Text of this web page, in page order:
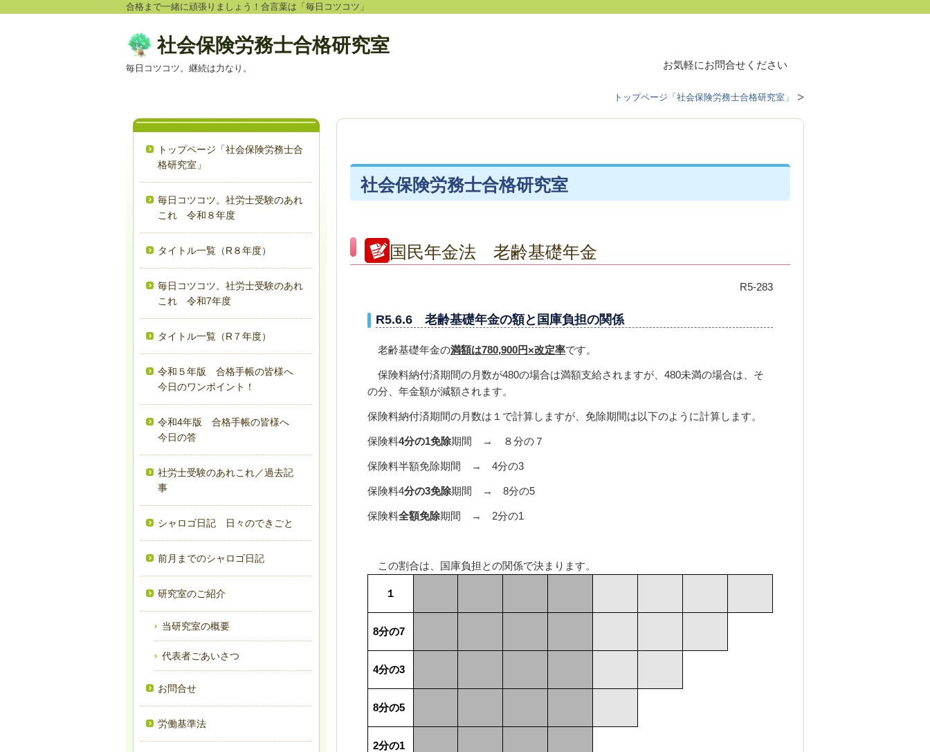
合格まで一緒に頑張りましょう！合言葉は「毎日コツコツ」
社会保険労務士合格研究室
毎日コツコツ。継続は力なり。 お気軽にお問合せください
トップページ「社会保険労務士合格研究室」
社会保険労務士合格研究室
国民年金法 老齢基礎年金
R5-283
R5.6.6 老齢基礎年金の額と国庫負担の関係
老齢基礎年金の満額は780,900円×改定率です。
保険料納付済期間の月数が480の場合は満額支給されますが、 480未満の場合は、そ
の分、年金額が減額されます。
保険料納付済期間の月数は１で計算しますが、免除期間は以下のように計算します。
保険料4分の1免除期間 → ８分の７
保険料半額免除期間 → 4分の3
保険料4分の3免除期間 → 8分の5
保険料全額免除期間 → 2分の1
この割合は、国庫負担との関係で決まります。
１
8分の7
4分の3
8分の5
2分の1
トップページ「社会保険労務士合
格研究室」
毎日コツコツ。社労士受験のあれ
これ 令和８年度
タイトル一覧（R８年度）
毎日コツコツ。社労士受験のあれ
これ 令和7年度
タイトル一覧（R７年度）
令和５年版 合格手帳の皆様へ
今日のワンポイント！
令和4年版 合格手帳の皆様へ
今日の答
社労士受験のあれこれ／過去記
事
シャロゴ日記 日々のできごと
前月までのシャロゴ日記
研究室のご紹介
当研究室の概要
代表者ごあいさつ
お問合せ
労働基準法